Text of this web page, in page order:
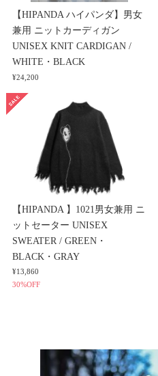
【HIPANDA ハイパンダ】男女
兼用 ニットカーディガン
UNISEX KNIT CARDIGAN /
WHITE・BLACK
¥24,200
【HIPANDA 】1021男女兼用 ニ
ットセーター UNISEX
SWEATER / GREEN・
BLACK・GRAY
¥13,860
30%OFF